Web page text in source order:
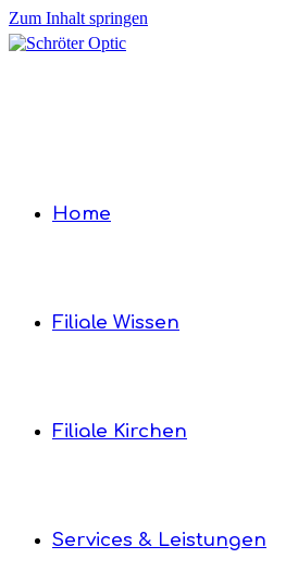
Zum Inhalt springen
Home
Filiale Wissen
Filiale Kirchen
Services & Leistungen